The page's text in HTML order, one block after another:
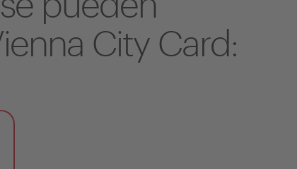
City Card: